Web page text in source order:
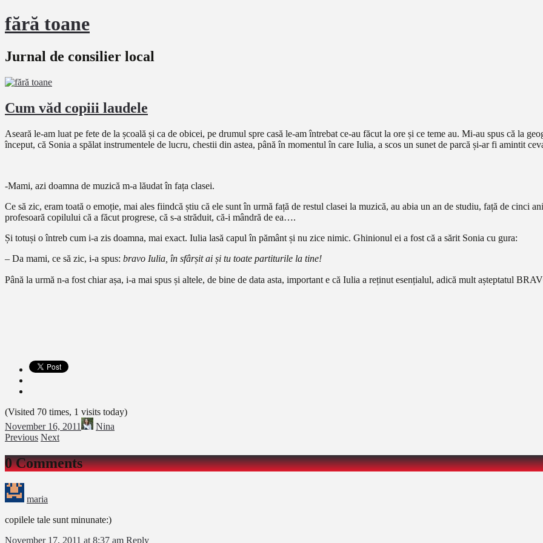
fără toane
Jurnal de consilier local
Cum văd copiii laudele
Aseară le-am luat pe fete de la școală și ca de obicei, pe drumul spre casă le-am întrebat ce-au făcut la ore și ce teme au. Mi-au spus că la
început, că Sonia a spălat instrumentele de lucru, chestii din astea, până în momentul în care Iulia, a scos un sunet de parcă și-ar fi amintit
-Mami, azi doamna de muzică m-a lăudat în fața clasei.
Ce să zic, eram toată o emoție, mai ales fiindcă știu că ele sunt în urmă față de restul clasei la muzică, au abia un an de studiu, față de cinci
profesoară copilului că a făcut progrese, că s-a străduit, că-i mândră de ea….
Și totuși o întreb cum i-a zis doamna, mai exact. Iulia lasă capul în pământ și nu zice nimic. Ghinionul ei a fost că a sărit Sonia cu gura:
– Da mami, ce să zic, i-a spus: bravo Iulia, în sfârșit ai și tu toate partiturile la tine!
Până la urmă n-a fost chiar așa, i-a mai spus și altele, de bine de data asta, important e că Iulia a reținut esențialul, adică mult așteptatul
(Visited 70 times, 1 visits today)
November 16, 2011
Nina
Previous Next
0 Comments
maria
copilele tale sunt minunate:)
November 17, 2011 at 8:37 am Reply